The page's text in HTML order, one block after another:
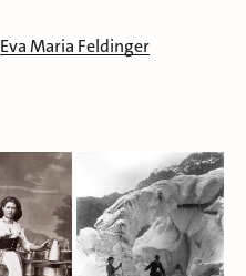
Eva Maria Feldinger